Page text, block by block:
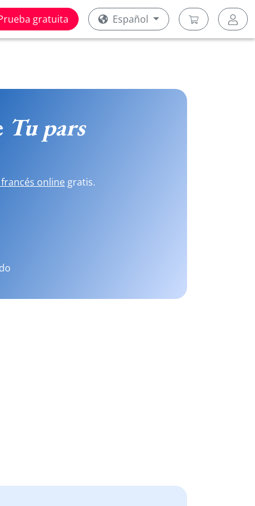
gratuita Español
Tu pars
online gratis.